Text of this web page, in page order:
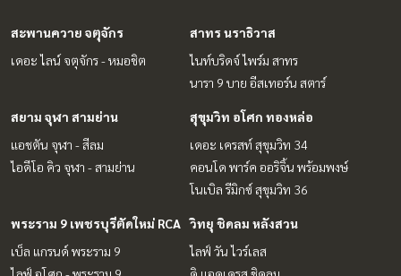
สะพานควาย จตุจักร
เดอะ ไลน์ จตุจักร - หมอชิต
สาทร นราธิวาส
ไนท์บริดจ์ ไพร์ม สาทร
นารา 9 บาย อีสเทอร์น สตาร์
สยาม จุฬา สามย่าน
แอชตัน จุฬา - สีลม
ไอดีโอ คิว จุฬา - สามย่าน
สุขุมวิท อโศก ทองหล่อ
เดอะ เครสท์ สุขุมวิท 34
คอนโด พาร์ค ออริจิ้น พร้อมพงษ์
โนเบิล รีมิกซ์ สุขุมวิท 36
พระราม 9 เพชรบุรีตัดใหม่ RCA
เบ็ล แกรนด์ พระราม 9
วิทยุ ชิดลม หลังสวน
ไลฟ์ วัน ไวร์เลส